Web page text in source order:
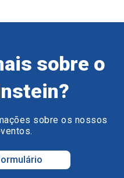
sobre o
sobre os nossos